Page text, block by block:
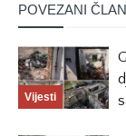
POVEZANI
Vijesti